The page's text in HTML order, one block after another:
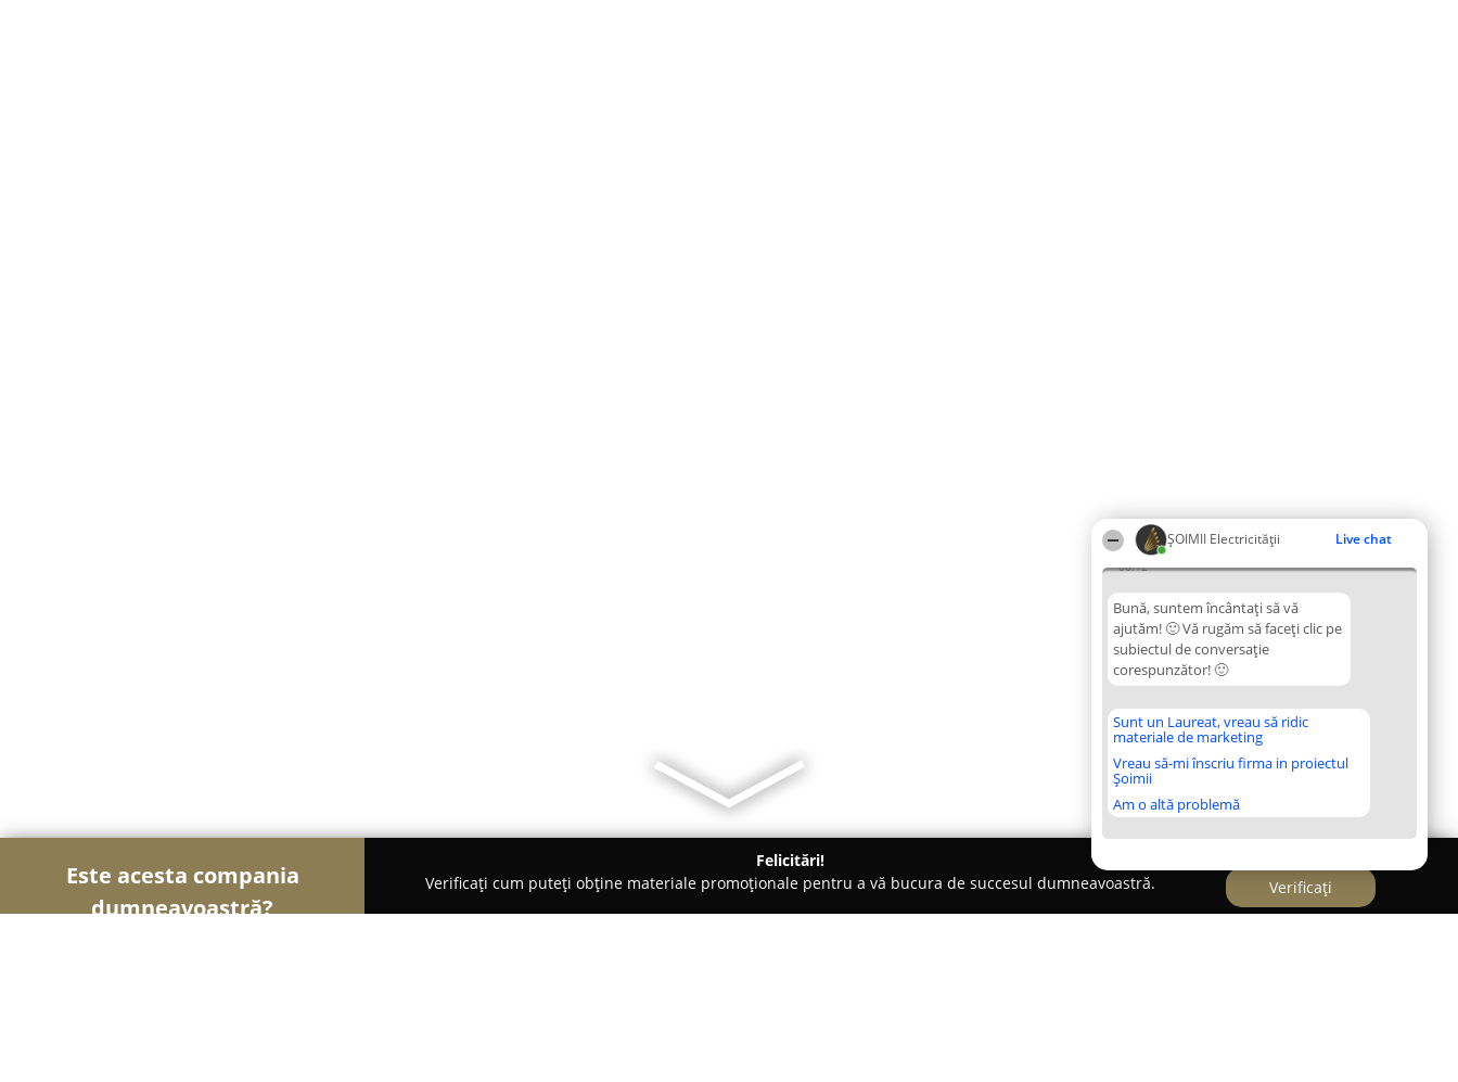
ȘOIMII Electricității Live chat
06:12
Bună, suntem încântați să vă
ajutăm! 🙂 Vă rugăm să faceți clic pe
subiectul de conversație
corespunzător! 🙂
Sunt un Laureat, vreau să ridic
materiale de marketing
Vreau să-mi înscriu firma in proiectul
Șoimii
Am o altă problemă
Este acesta compania
dumneavoastră?
Felicitări!
Verificați cum puteți obține materiale promoționale pentru a vă bucura de succesul dumneavoastră.
Verificați